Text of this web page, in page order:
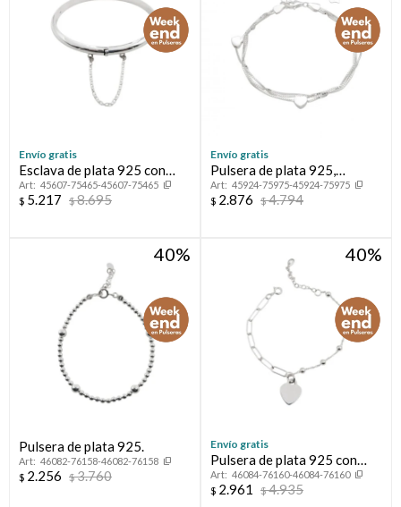
Envío gratis
Esclava de plata 925 con
cierre de caja y cadena de
seguridad.
45607-75465-45607-75465
$ 5.217 $8.695
Envío gratis
Pulsera de plata 925,
multihilos.
45924-75975-45924-75975
$ 2.876 $4.794
40
Pulsera de plata 925.
46082-76158-46082-76158
$ 2.256 $3.760
40
Envío gratis
Pulsera de plata 925 con
circonia y corazón.
46084-76160-46084-76160
$ 2.961 $4.935